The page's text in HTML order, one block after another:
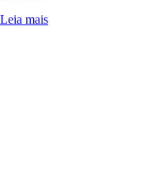
Leia mais